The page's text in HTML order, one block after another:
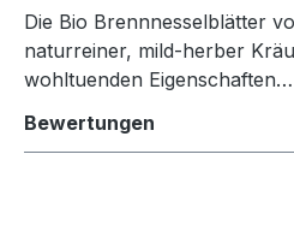
Die Bio Brennnesselblätter
naturreiner, mild-herber
wohltuenden Eigenschaften…
Bewertungen